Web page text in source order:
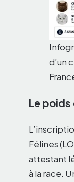
d’un
Le poids
Félines
attestant
à la race.